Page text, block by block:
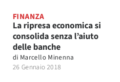
FINANZA
La ripresa economica si
consolida senza l’aiuto
delle banche
di Marcello Minenna
26 Gennaio 2018